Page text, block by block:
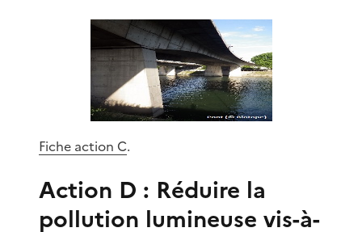
Fiche action C.
Action D : Réduire la
pollution lumineuse vis-à-